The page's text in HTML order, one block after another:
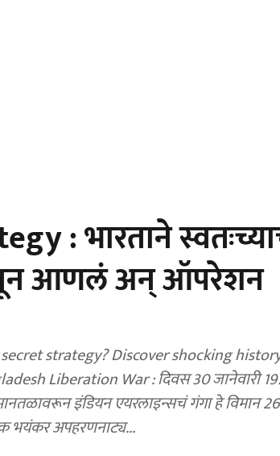
: भारताने
आणलं अन् ऑपरेशन
secret strategy? Discover shocking
Liberation War : दिवस 30 जानेवारी
इंडियन एयरलाइन्सचं गंगा हे विमान 26
भयंकर अपहरणनाट्य...